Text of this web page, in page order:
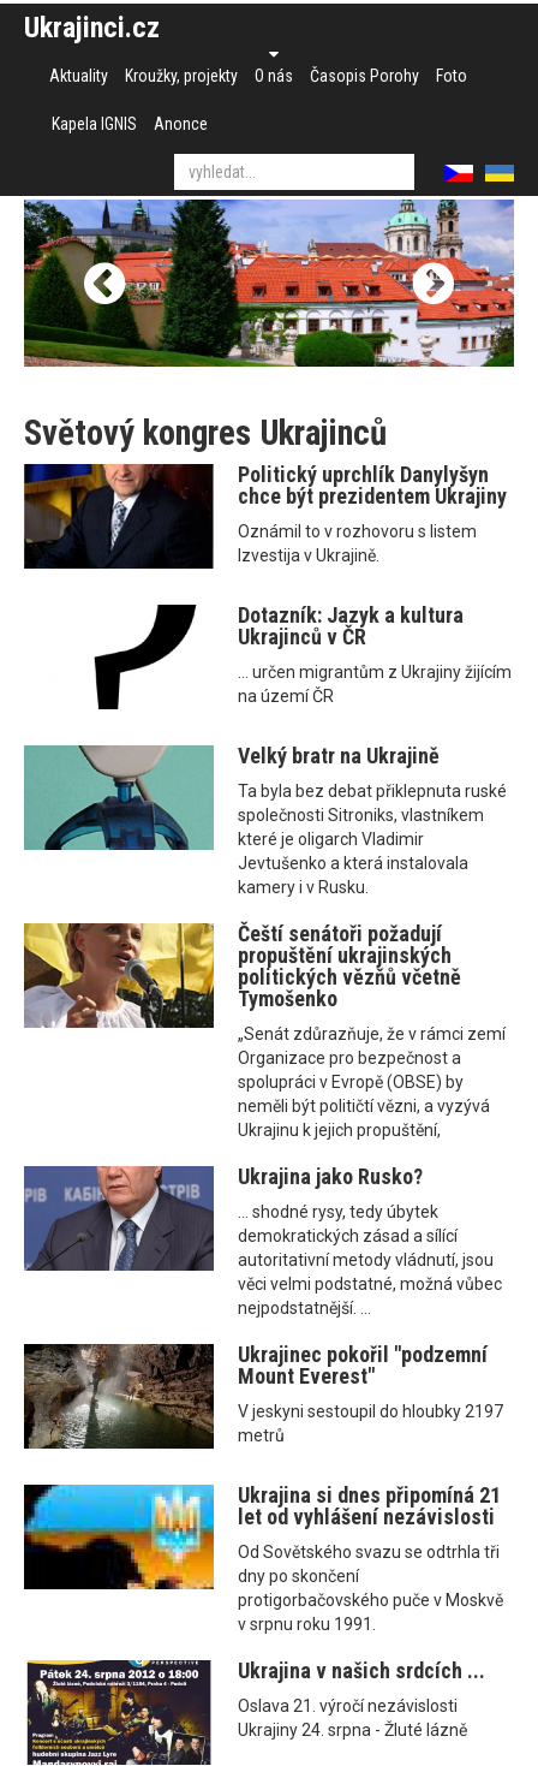
Ukrajinci.cz
Aktuality Kroužky, projekty O nás Časopis Porohy Foto
Kapela IGNIS Anonce
Světový kongres Ukrajinců
Politický uprchlík Danylyšyn
chce být prezidentem Ukrajiny
Oznámil to v rozhovoru s listem
Izvestija v Ukrajině.
Dotazník: Jazyk a kultura
Ukrajinců v ČR
... určen migrantům z Ukrajiny žijícím
na území ČR
Velký bratr na Ukrajině
Ta byla bez debat přiklepnuta ruské
společnosti Sitroniks, vlastníkem
které je oligarch Vladimir
Jevtušenko a která instalovala
kamery i v Rusku.
Čeští senátoři požadují
propuštění ukrajinských
politických vězňů včetně
Tymošenko
„Senát zdůrazňuje, že v rámci zemí
Organizace pro bezpečnost a
spolupráci v Evropě (OBSE) by
neměli být političtí vězni, a vyzývá
Ukrajinu k jejich propuštění,
Ukrajina jako Rusko?
... shodné rysy, tedy úbytek
demokratických zásad a sílící
autoritativní metody vládnutí, jsou
věci velmi podstatné, možná vůbec
nejpodstatnější. ...
Ukrajinec pokořil "podzemní
Mount Everest"
V jeskyni sestoupil do hloubky 2197
metrů
Ukrajina si dnes připomíná 21
let od vyhlášení nezávislosti
Od Sovětského svazu se odtrhla tři
dny po skončení
protigorbačovského puče v Moskvě
v srpnu roku 1991.
Ukrajina v našich srdcích ...
Oslava 21. výročí nezávislosti
Ukrajiny 24. srpna - Žluté lázně